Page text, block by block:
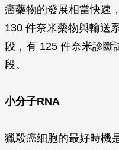
癌藥物的發展相當快速
130 件奈米藥物與輸送
段，有 125 件奈米診斷
段。
小分子RNA
獵殺癌細胞的最好時機